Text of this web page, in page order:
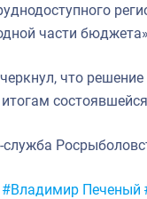
части
что
служба
#Владимир Печеный